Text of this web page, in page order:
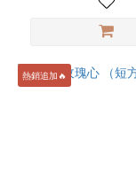
熱銷追加🔥